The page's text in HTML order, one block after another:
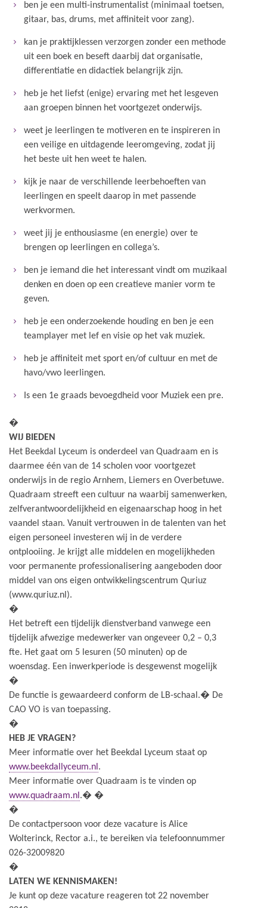
ben je een multi-instrumentalist (minimaal toetsen,
gitaar, bas, drums, met affiniteit voor zang).
kan je praktijklessen verzorgen zonder een methode
uit een boek en beseft daarbij dat organisatie,
differentiatie en didactiek belangrijk zijn.
heb je het liefst (enige) ervaring met het lesgeven
aan groepen binnen het voortgezet onderwijs.
weet je leerlingen te motiveren en te inspireren in
een veilige en uitdagende leeromgeving, zodat jij
het beste uit hen weet te halen.
kijk je naar de verschillende leerbehoeften van
leerlingen en speelt daarop in met passende
werkvormen.
weet jij je enthousiasme (en energie) over te
brengen op leerlingen en collega’s.
ben je iemand die het interessant vindt om muzikaal
denken en doen op een creatieve manier vorm te
geven.
heb je een onderzoekende houding en ben je een
teamplayer met lef en visie op het vak muziek.
heb je affiniteit met sport en/of cultuur en met de
havo/vwo leerlingen.
Is een 1e graads bevoegdheid voor Muziek een pre.
�
WIJ BIEDEN
Het Beekdal Lyceum is onderdeel van Quadraam en is
daarmee één van de 14 scholen voor voortgezet
onderwijs in de regio Arnhem, Liemers en Overbetuwe.
Quadraam streeft een cultuur na waarbij samenwerken,
zelfverantwoordelijkheid en eigenaarschap hoog in het
vaandel staan. Vanuit vertrouwen in de talenten van het
eigen personeel investeren wij in de verdere
ontplooiing. Je krijgt alle middelen en mogelijkheden
voor permanente professionalisering aangeboden door
middel van ons eigen ontwikkelingscentrum Quriuz
(www.quriuz.nl).
�
Het betreft een tijdelijk dienstverband vanwege een
tijdelijk afwezige medewerker van ongeveer 0,2 – 0,3
fte. Het gaat om 5 lesuren (50 minuten) op de
woensdag. Een inwerkperiode is desgewenst mogelijk
�
De functie is gewaardeerd conform de LB-schaal.� De
CAO VO is van toepassing.
�
HEB JE VRAGEN?
Meer informatie over het Beekdal Lyceum staat op
www.beekdallyceum.nl .
Meer informatie over Quadraam is te vinden op
www.quadraam.nl .� �
�
De contactpersoon voor deze vacature is Alice
Wolterinck, Rector a.i., te bereiken via telefoonnummer
026-32009820
�
LATEN WE KENNISMAKEN!
Je kunt op deze vacature reageren tot 22 november